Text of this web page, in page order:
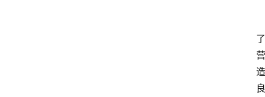
了
营
造
良